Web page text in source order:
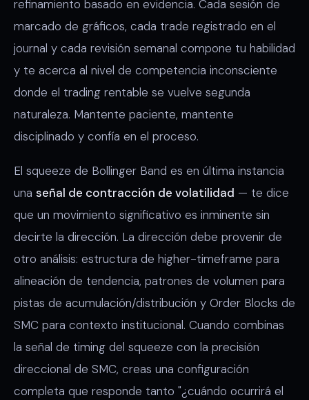
refinamiento basado en evidencia. Cada sesión de
marcado de gráficos, cada trade registrado en el
journal y cada revisión semanal compone tu habilidad
y te acerca al nivel de competencia inconsciente
donde el trading rentable se vuelve segunda
naturaleza. Mantente paciente, mantente
disciplinado y confía en el proceso.
El squeeze de Bollinger Band es en última instancia
una señal de contracción de volatilidad — te dice
que un movimiento significativo es inminente sin
decirte la dirección. La dirección debe provenir de
otro análisis: estructura de higher-timeframe para
alineación de tendencia, patrones de volumen para
pistas de acumulación/distribución y Order Blocks de
SMC para contexto institucional. Cuando combinas
la señal de timing del squeeze con la precisión
direccional de SMC, creas una configuración
completa que responde tanto "¿cuándo ocurrirá el